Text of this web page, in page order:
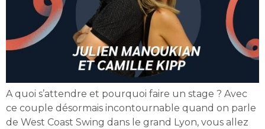
A quoi s’attendre et pourquoi faire un stage ? Avec
ce couple désormais incontournable quand on parle
de West Coast Swing dans le grand Lyon, vous allez